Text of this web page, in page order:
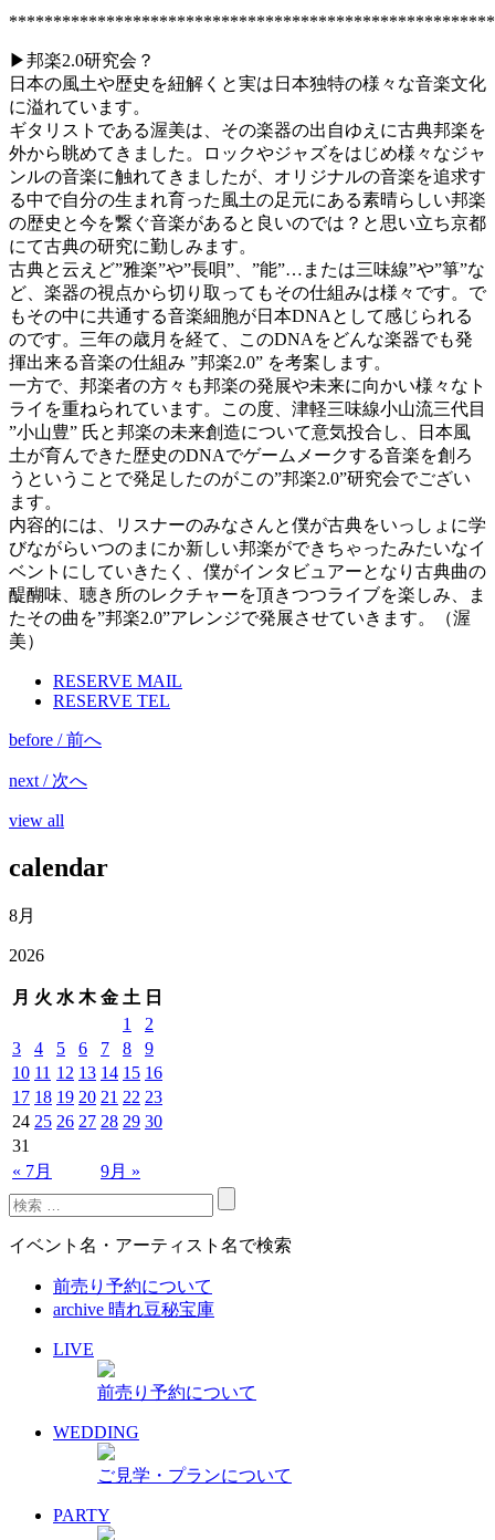
▶︎邦楽2.0研究会？
日本の風土や歴史を紐解くと実は日本独特の様々な音楽文化
に溢れています。
ギタリストである渥美は、その楽器の出自ゆえに古典邦楽を
外から眺めてきました。ロックやジャズをはじめ様々なジャ
ンルの音楽に触れてきましたが、オリジナルの音楽を追求す
る中で自分の生まれ育った風土の足元にある素晴らしい邦楽
の歴史と今を繋ぐ音楽があると良いのでは？と思い立ち京都
にて古典の研究に勤しみます。
古典と云えど”雅楽”や”長唄”、”能”…または三味線”や”箏”な
ど、楽器の視点から切り取ってもその仕組みは様々です。で
もその中に共通する音楽細胞が日本DNAとして感じられる
のです。三年の歳月を経て、このDNAをどんな楽器でも発
揮出来る音楽の仕組み ”邦楽2.0” を考案します。
一方で、邦楽者の方々も邦楽の発展や未来に向かい様々なト
ライを重ねられています。この度、津軽三味線小山流三代目
”小山豊” 氏と邦楽の未来創造について意気投合し、日本風
土が育んできた歴史のDNAでゲームメークする音楽を創ろ
うということで発足したのがこの”邦楽2.0”研究会でござい
ます。
内容的には、リスナーのみなさんと僕が古典をいっしょに学
びながらいつのまにか新しい邦楽ができちゃったみたいなイ
ベントにしていきたく、僕がインタビュアーとなり古典曲の
醍醐味、聴き所のレクチャーを頂きつつライブを楽しみ、ま
たその曲を”邦楽2.0”アレンジで発展させていきます。（渥
美）
RESERVE MAIL
RESERVE TEL
before / 前へ
next / 次へ
view all
calendar
8月
2026
月 火 水 木 金 土 日
« 7月 9月 »
1
2
3
4 5 6 7 8
9
10 11 12 13 14 15 16
17 18 19 20 21 22 23
24 25 26 27 28 29 30
31
イベント名・アーティスト名で検索
前売り予約について
archive 晴れ豆秘宝庫
LIVE
前売り予約について
WEDDING
ご見学・プランについて
PARTY